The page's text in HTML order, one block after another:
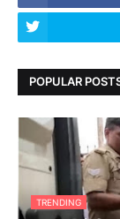
POPULAR
TRENDING